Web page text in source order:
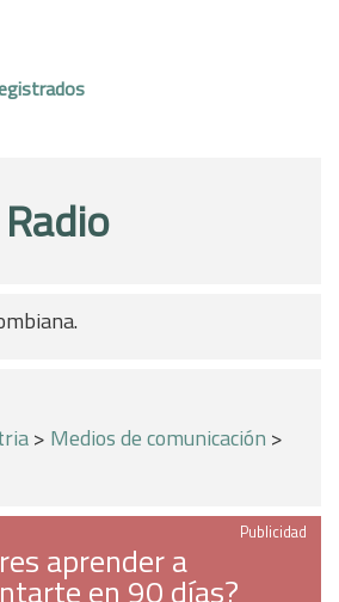
> Medios de comunicación >
Publicidad
aprender a
en 90 días?